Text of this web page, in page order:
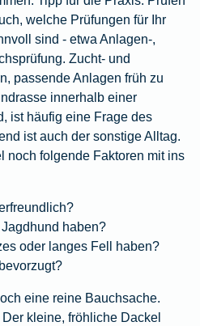
welche Prüfungen für Ihr
sind - etwa Anlagen-,
Zucht- und
passende Anlagen früh zu
innerhalb einer
ist häufig eine Frage des
ist auch der sonstige Alltag.
noch folgende Faktoren mit ins
haben?
oder langes Fell haben?
eine reine Bauchsache.
kleine, fröhliche Dackel